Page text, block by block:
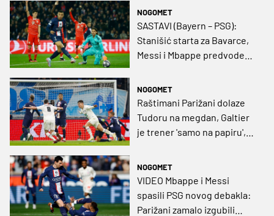
„Vrlo frustrirajuće i
razočaravajuće“
NOGOMET
SASTAVI (Bayern – PSG):
Stanišić starta za Bavarce,
Messi i Mbappe predvode
NOGOMET
Raštimani Parižani dolaze
Tudoru na megdan, Galtier
je trener 'samo na papiru',
NOGOMET
VIDEO Mbappe i Messi
spasili PSG novog debakla:
Parižani zamalo izgubili